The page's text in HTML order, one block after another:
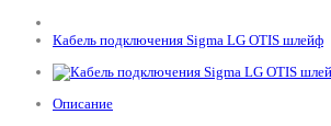
Кабель подключения Sigma LG OTIS шлейф
Описание